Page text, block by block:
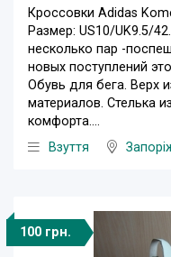
Кроссовки Adidas
Размер: US10/UK9.5/
несколько пар -
новых поступлений
Обувь для бега. Верх
материалов. Стелька
комфорта....
Взуття
100 грн.